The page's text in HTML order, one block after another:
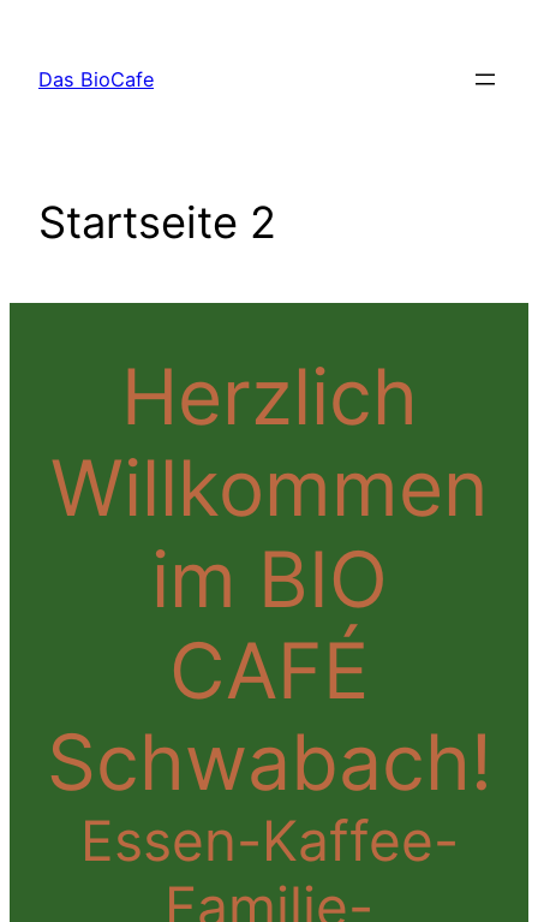
springen
Das BioCafe
Startseite 2
Herzlich
Willkommen
im BIO
CAFÉ
Schwabach!
Essen-Kaffee-
Familie-